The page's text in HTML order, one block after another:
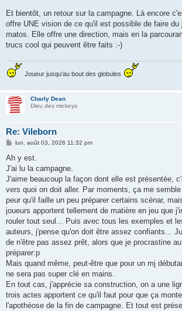
Et bientôt, un retour sur la campagne. Là encore
offre UNE vision de ce qu'il est possible de faire du
matos. Elle offre une direction, mais en la
trucs cool qui peuvent être faits :-)
Joueur jusqu'au bout des globules
Charly Dean
Dieu des mickeys
Re: Vileborn
M
s
a
g
lun. août 03, 2026 11:32 pm
Ah y est.
J'ai lu la campagne.
J'aime beaucoup la façon dont elle est présentée,
vers quoi on doit aller. Par moments, ça me
peur qu'il faille un peu préparer certains scénar,
joueurs apportent tellement de matière en jeu que
rouler tout seul... Puis avec tous les exemples et
auteurs, j'pense qu'on doit être assez confiants...
de n'être pas assez prêt, alors que je procrastine
préparer:p
Mais quand même, peut-être que pour un mj
ne sera pas super clé en mains.
En tout cas, j'apprécie sa construction, on a une
trois actes apportent ce qu'il faut pour que ça
l'apothéose de la fin de campagne. Et tout est